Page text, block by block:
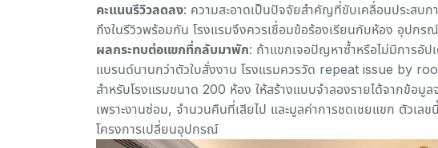
คะแนนรีวิวลดลง: ความสะอาดเป็นปัจจัยสำคัญที่ขับเคลื่อนประสบ
ถึงในรีวิวพร้อมกัน โรงแรมจึงควรเชื่อมข้อร้องเรียนกับห้อง อุปกร
ผลกระทบต่อแขกที่กลับมาพัก: ถ้าแขกเจอปัญหาซ้ำหรือไม่มีการอั
แบรนด์นานกว่าตัวใบสั่งงาน โรงแรมควรวัด repeat issue by
สำหรับโรงแรมขนาด 200 ห้อง ให้สร้างแบบจำลองรายได้จากข้
เพราะงานซ่อม, จำนวนคืนที่เสียไป และมูลค่าการชดเชยแขก ตัวเ
โครงการเปลี่ยนอุปกรณ์